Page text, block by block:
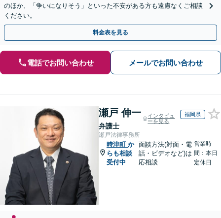
のほか、「争いになりそう」といった不安がある方も遠慮なくご相談
ください。
料金表を見る
電話でお問い合わせ メールでお問い合わせ
瀬戸 伸一
弁護士
インタビュ
ーを見る
福岡県
瀬戸法律事務所
時津町 か
らも相談
受付中
面談方法(対面・電
話・ビデオなど)は
応相談
営業時
間：本日
定休日